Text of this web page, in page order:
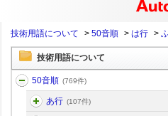
技術用語について > 50音順 > は行 >
技術用語について
50音順 (769件)
あ行 (107件)